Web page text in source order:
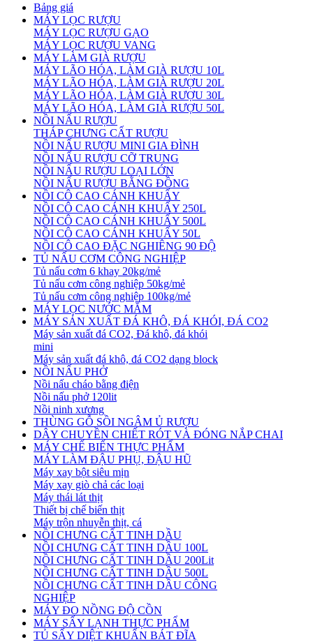
Bảng giá
MÁY LỌC RƯỢU
MÁY LỌC RƯỢU GẠO
MÁY LỌC RƯỢU VANG
MÁY LÀM GIÀ RƯỢU
MÁY LÃO HÓA, LÀM GIÀ RƯỢU 10L
MÁY LÃO HÓA, LÀM GIÀ RƯỢU 20L
MÁY LÃO HÓA, LÀM GIÀ RƯỢU 30L
MÁY LÃO HÓA, LÀM GIÀ RƯỢU 50L
NỒI NẤU RƯỢU
THÁP CHƯNG CẤT RƯỢU
NỒI NẤU RƯỢU MINI GIA ĐÌNH
NỒI NẤU RƯỢU CỠ TRUNG
NỒI NẤU RƯỢU LOẠI LỚN
NỒI NẤU RƯỢU BẰNG ĐỒNG
NỒI CÔ CAO CÁNH KHUẤY
NỒI CÔ CAO CÁNH KHUẤY 250L
NỒI CÔ CAO CÁNH KHUẤY 500L
NỒI CÔ CAO CÁNH KHUẤY 50L
NỒI CÔ CAO ĐẶC NGHIÊNG 90 ĐỘ
TỦ NẤU CƠM CÔNG NGHIỆP
Tủ nấu cơm 6 khay 20kg/mẻ
Tủ nấu cơm công nghiệp 50kg/mẻ
Tủ nấu cơm công nghiệp 100kg/mẻ
MÁY LỌC NƯỚC MẮM
MÁY SẢN XUẤT ĐÁ KHÔ, ĐÁ KHÓI, ĐÁ CO2
Máy sản xuất đá CO2, Đá khô, đá khói
mini
Máy sản xuất đá khô, đá CO2 dạng block
NỒI NẤU PHỞ
Nồi nấu cháo bằng điện
Nồi nấu phở 120lit
Nồi ninh xương
THÙNG GỖ SỒI NGÂM Ủ RƯỢU
DÂY CHUYỀN CHIẾT RÓT VÀ ĐÓNG NẮP CHAI
MÁY CHẾ BIẾN THỰC PHẨM
MÁY LÀM ĐẬU PHỤ, ĐẬU HŨ
Máy xay bột siêu mịn
Máy xay giò chả các loại
Máy thái lát thịt
Thiết bị chế biến thịt
Máy trộn nhuyễn thịt, cá
NỒI CHƯNG CẤT TINH DẦU
NỒI CHƯNG CẤT TINH DẦU 100L
NỒI CHƯNG CẤT TINH DẦU 200Lit
NỒI CHƯNG CẤT TINH DẦU 500L
NỒI CHƯNG CẤT TINH DẦU CÔNG
NGHIỆP
MÁY ĐO NỒNG ĐỘ CỒN
MÁY SẤY LẠNH THỰC PHẨM
TỦ SẤY DIỆT KHUẨN BÁT ĐĨA